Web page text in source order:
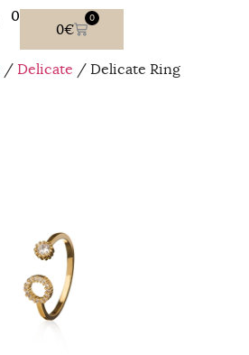
0
0€
0
/ Delicate / Delicate Ring